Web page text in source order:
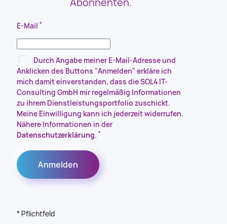
E-Mail *
Durch Angabe meiner E-Mail-Adresse und
Anklicken des Buttons "Anmelden" erkläre ich
mich damit einverstanden, dass die SOL4 IT-
Consulting GmbH mir regelmäßig Informationen
zu ihrem Dienstleistungsportfolio zuschickt.
Meine Einwilligung kann ich jederzeit widerrufen.
Nähere Informationen in der
Datenschutzerklärung. *
* Pflichtfeld